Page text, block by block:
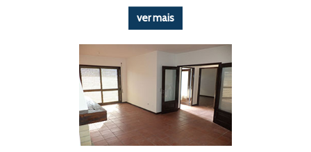
ver mais